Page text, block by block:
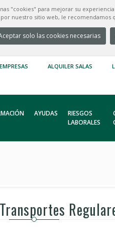
"cookies" para mejorar su
nuestro sitio web, le recomendamos
solo las cookies necesarias
ALQUILER SALAS
AYUDAS
RIESGOS
LABORALES